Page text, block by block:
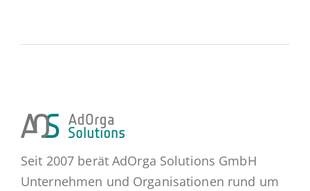
Seit 2007 berät AdOrga Solutions GmbH
Unternehmen und Organisationen rund um